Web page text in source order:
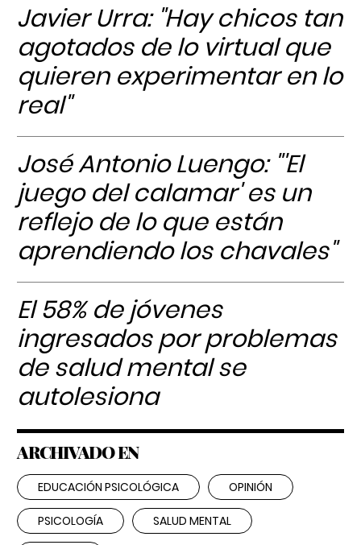
Javier Urra: "Hay chicos tan
agotados de lo virtual que
quieren experimentar en lo
real"
José Antonio Luengo: "'El
juego del calamar' es un
reflejo de lo que están
aprendiendo los chavales"
El 58% de jóvenes
ingresados por problemas
de salud mental se
autolesiona
ARCHIVADO EN
EDUCACIÓN PSICOLÓGICA OPINIÓN
PSICOLOGÍA SALUD MENTAL